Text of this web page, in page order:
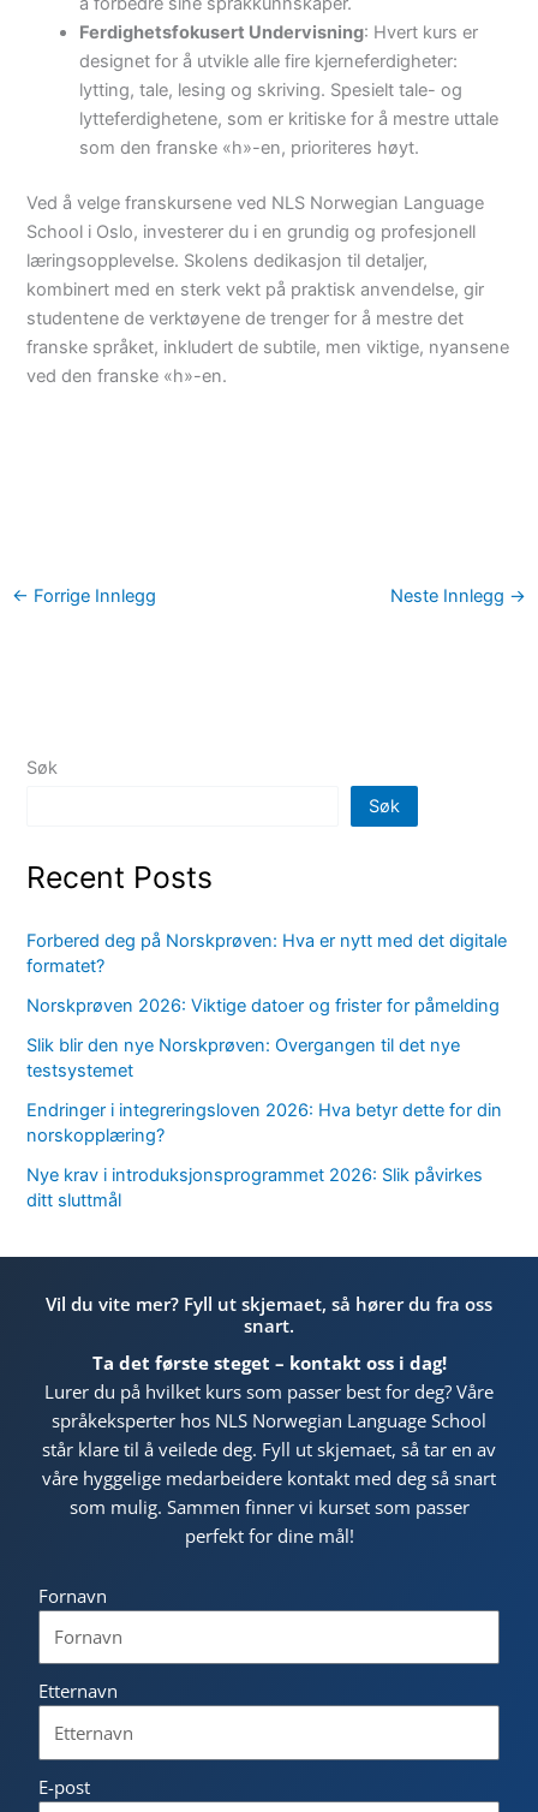
Ferdighetsfokusert Undervisning: Hvert kurs er
designet for å utvikle alle fire kjerneferdigheter:
lytting, tale, lesing og skriving. Spesielt tale- og
lytteferdighetene, som er kritiske for å mestre uttale
som den franske «h»-en, prioriteres høyt.
Ved å velge franskursene ved NLS Norwegian Language
School i Oslo, investerer du i en grundig og profesjonell
læringsopplevelse. Skolens dedikasjon til detaljer,
kombinert med en sterk vekt på praktisk anvendelse, gir
studentene de verktøyene de trenger for å mestre det
franske språket, inkludert de subtile, men viktige, nyansene
ved den franske «h»-en.
← Forrige Innlegg Neste Innlegg →
Søk
Søk
Recent Posts
Forbered deg på Norskprøven: Hva er nytt med det digitale
formatet?
Norskprøven 2026: Viktige datoer og frister for påmelding
Slik blir den nye Norskprøven: Overgangen til det nye
testsystemet
Endringer i integreringsloven 2026: Hva betyr dette for din
norskopplæring?
Nye krav i introduksjonsprogrammet 2026: Slik påvirkes
ditt sluttmål
Vil du vite mer? Fyll ut skjemaet, så hører du fra oss
snart.
Ta det første steget – kontakt oss i dag!
Lurer du på hvilket kurs som passer best for deg? Våre
språkeksperter hos NLS Norwegian Language School
står klare til å veilede deg. Fyll ut skjemaet, så tar en av
våre hyggelige medarbeidere kontakt med deg så snart
som mulig. Sammen finner vi kurset som passer
perfekt for dine mål!
Fornavn
Etternavn
E-post